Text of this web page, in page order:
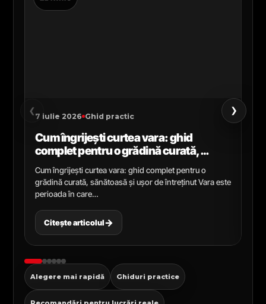
‹ 7 iulie 2026 Ghid practic
Cum îngrijești curtea vara: ghid
complet pentru o grădină curată,
sănătoasă și ușor de întreținut
Cum îngrijești curtea vara: ghid complet pentru o
grădină curată, sănătoasă și ușor de întreținut Vara este
perioada în care…
Citește articolul→
›
Alegere mai rapidă Ghiduri practice